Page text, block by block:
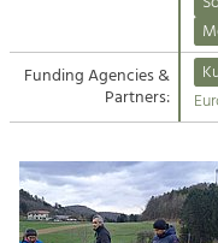
Suche
Impressum
Kontakt
Tourism
Offer Development
Art & Culture
Crafts, Science and
Funding Agencies &
Partners: